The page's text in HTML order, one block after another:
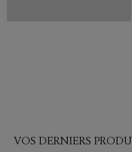
VOS DERNIERS